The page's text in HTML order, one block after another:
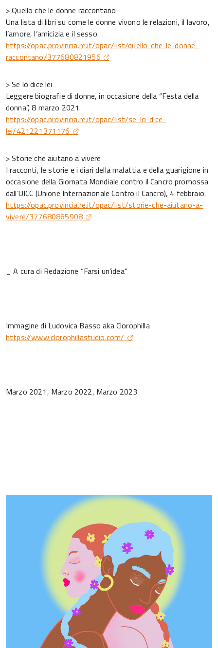
> Quello che le donne raccontano
Una lista di libri su come le donne vivono le relazioni, il lavoro,
l’amore, l’amicizia e il sesso.
https://opac.provincia.re.it/opac/list/quello-che-le-donne-
raccontano/377680821956
> Se lo dice lei
Leggere biografie di donne, in occasione della “Festa della
donna”, 8 marzo 2021.
https://opac.provincia.re.it/opac/list/se-lo-dice-
lei/421221371176
> Storie che aiutano a vivere
I racconti, le storie e i diari della malattia e della guarigione in
occasione della Giornata Mondiale contro il Cancro promossa
dall’UICC (Unione Internazionale Contro il Cancro), 4 febbraio.
https://opac.provincia.re.it/opac/list/storie-che-aiutano-a-
vivere/377680865908
_ A cura di Redazione “Farsi un’idea”
Immagine di Ludovica Basso aka Clorophilla
https://www.clorophillastudio.com/
Marzo 2021, Marzo 2022, Marzo 2023